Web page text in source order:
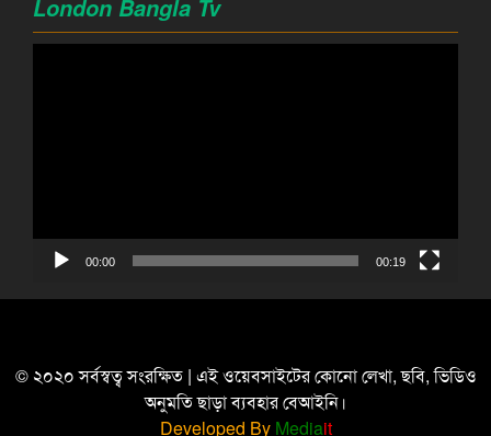
London Bangla Tv
00:00 00:19
© ২০২০ সর্বস্বত্ব সংরক্ষিত | এই ওয়েবসাইটের কোনো লেখা, ছবি, ভিডিও
অনুমতি ছাড়া ব্যবহার বেআইনি।
Developed By Mediait